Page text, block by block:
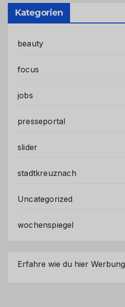
Kategorien
beauty
focus
jobs
presseportal
slider
stadtkreuznach
Uncategorized
wochenspiegel
Erfahre wie du hier